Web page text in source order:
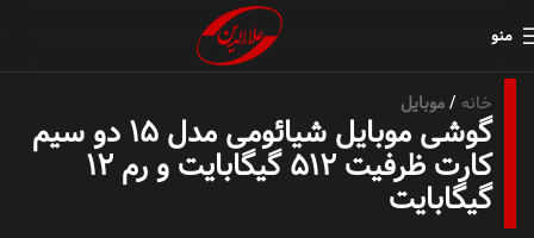
منو
خانه موبایل
گوشی موبایل شیائومی مدل ۱۵ دو سیم
کارت ظرفیت ۵۱۲ گیگابایت و رم ۱۲
گیگابایت